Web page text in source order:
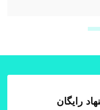
رایگان